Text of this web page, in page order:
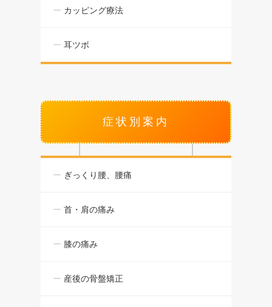
カッピング療法
耳ツボ
症状別案内
ぎっくり腰、腰痛
首・肩の痛み
膝の痛み
産後の骨盤矯正